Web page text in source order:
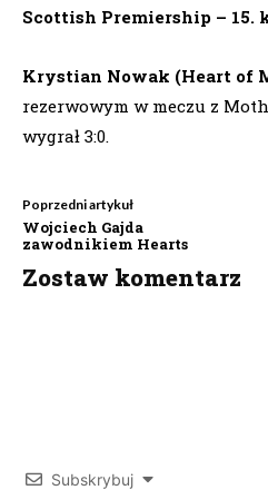
Scottish Premiership – 15.
Krystian Nowak (Heart of
rezerwowym w meczu z
wygrał 3:0.
Poprzedni artykuł
Wojciech Gajda
zawodnikiem Hearts
Zostaw komentarz
Subskrybuj